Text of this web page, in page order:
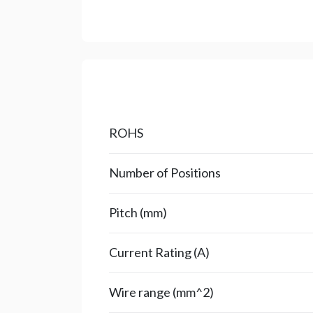
ROHS
Number of Positions
Pitch (mm)
Current Rating (A)
Wire range (mm^2)